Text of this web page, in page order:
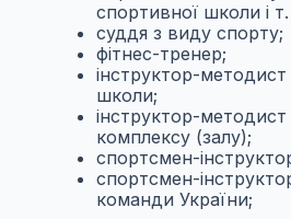
спортивної школи і т.
суддя з виду спорту;
фітнес-тренер;
інструктор-
школи;
інструктор-
комплексу (залу);
спортсмен-
спортсмен-
команди України;